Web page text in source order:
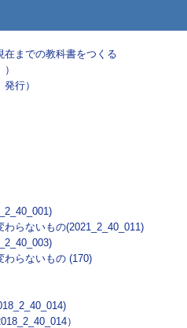
在までの教科書をつくる
行）
らないもの(2021_2_40_011)
らないもの (170)
）